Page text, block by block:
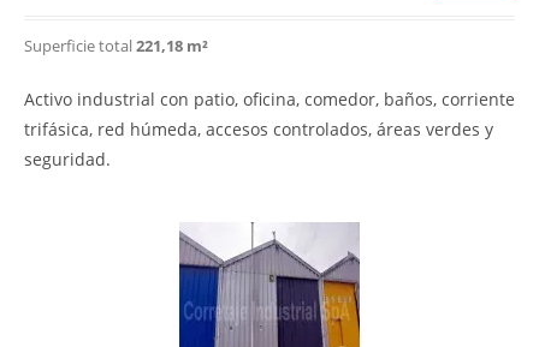
Superficie total221,18 m²
Activo industrial con patio, oficina, comedor, baños, corriente
trifásica, red húmeda, accesos controlados, áreas verdes y
seguridad.